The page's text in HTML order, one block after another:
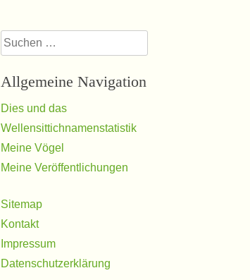
Suchen
nach:
Allgemeine Navigation
Dies und das
Wellensittichnamenstatistik
Meine Vögel
Meine Veröffentlichungen
Sitemap
Kontakt
Impressum
Datenschutzerklärung